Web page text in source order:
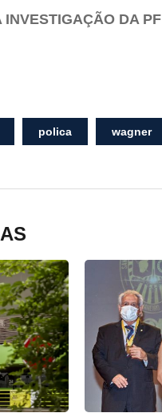
INVESTIGAÇÃO DA
polica wagner